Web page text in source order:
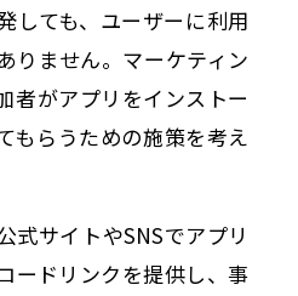
しても、ユーザーに利用
りません。マーケティン
者がアプリをインストー
もらうための施策を考え
式サイトやSNSでアプリ
ードリンクを提供し、事